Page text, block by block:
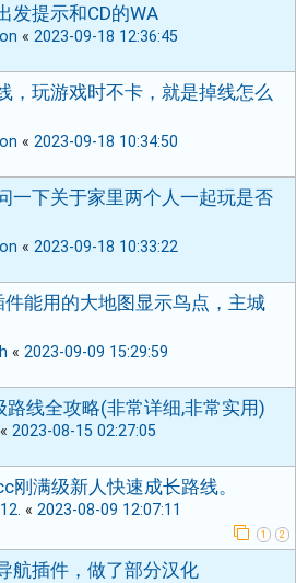
发提示和CD的WA
« 2023-09-18 12:36:45
，玩游戏时不卡，就是掉线怎么
« 2023-09-18 10:34:50
一下关于家里两个人一起玩是否
« 2023-09-18 10:33:22
件能用的大地图显示鸟点，主城
« 2023-09-09 15:29:59
线全攻略(非常详细,非常实用)
« 2023-08-15 02:27:05
刚满级新人快速成长路线。
« 2023-08-09 12:07:11
1 2
航插件，做了部分汉化